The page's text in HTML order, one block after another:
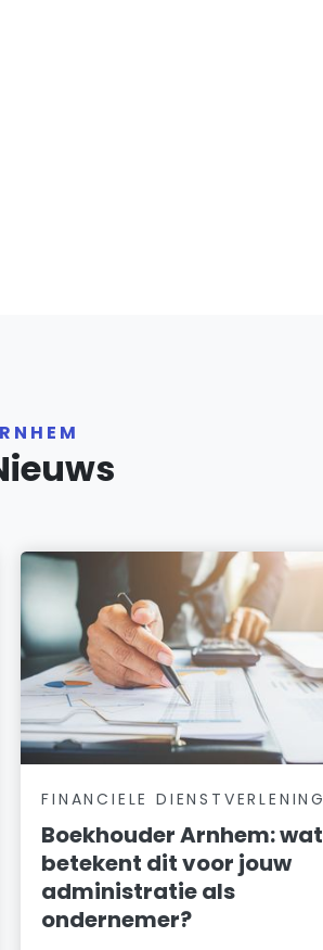
FINANCIELE DIENSTVERLENING
Boekhouder Arnhem: wat
betekent dit voor jouw
administratie als
ondernemer?